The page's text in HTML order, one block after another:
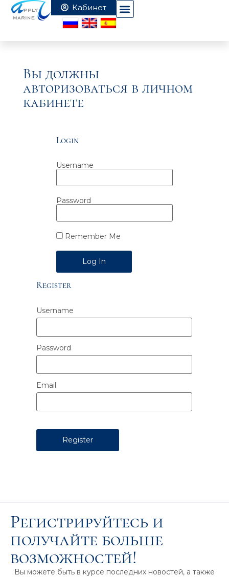
Вы должны
авторизоваться в личном
кабинете
Login
Username
Password
Remember Me
Alternative:
Register
Username
Password
Email
Регистрируйтесь и
получайте больше
возможностей!
Вы можете быть в курсе последних новостей, а также